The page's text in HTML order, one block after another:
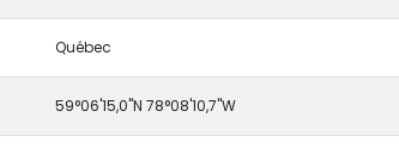
Québec
59°06'15,0"N 78°08'10,7"W